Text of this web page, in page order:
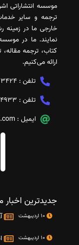
موسسه انتشاراتی
ترجمه و سایر
خارجی ما در
نمایند. ما در
کتاب، ترجمه
ارائه می‌کنیم.
تلفن :
تلفن :
ایمیل :
جدیدترین